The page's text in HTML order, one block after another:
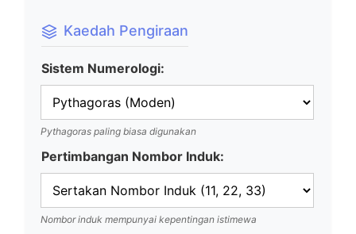
Kaedah Pengiraan
Sistem Numerologi:
Pythagoras paling biasa digunakan
Pertimbangan Nombor Induk:
Nombor induk mempunyai kepentingan istimewa